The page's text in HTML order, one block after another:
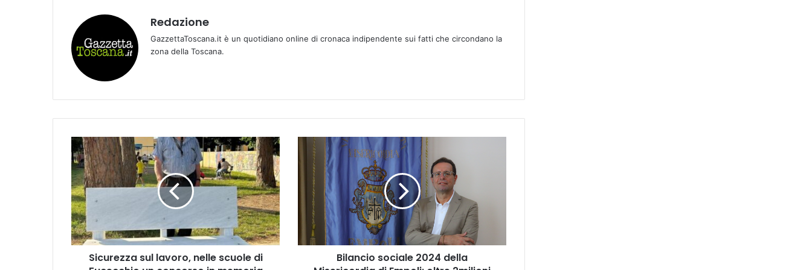
Redazione
GazzettaToscana.it è un quotidiano online di cronaca indipendente sui fatti che circondano la
zona della Toscana.
S
i
c
u
r
e
z
z
a
Sicurezza sul lavoro, nelle scuole di
s
Bilancio sociale 2024 della